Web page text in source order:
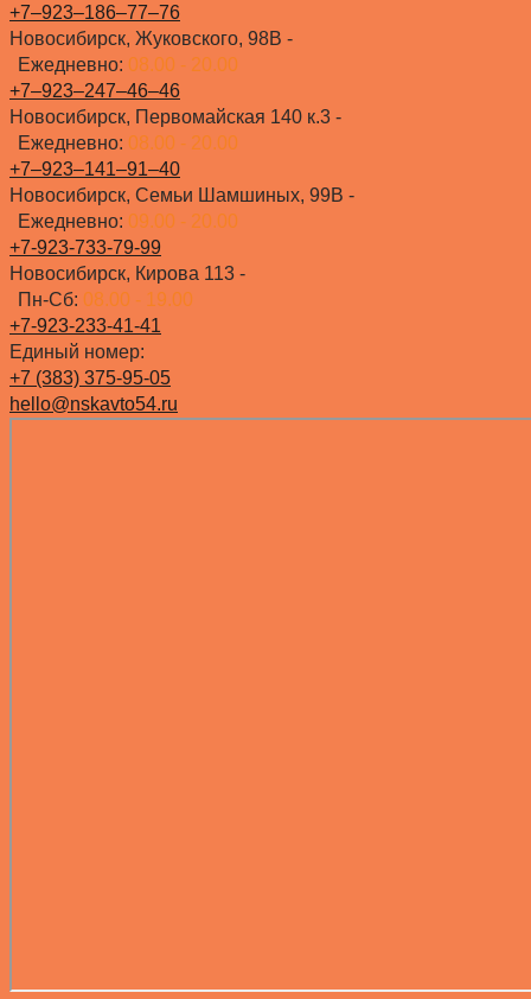
+7‒923‒186‒77‒76
Новосибирск, Жуковского, 98В -
Ежедневно: 08.00 - 20.00
+7‒923‒247‒46‒46
Новосибирск, Первомайская 140 к.3 -
Ежедневно: 08.00 - 20.00
+7‒923‒141‒91‒40
Новосибирск, Семьи Шамшиных, 99В -
Ежедневно: 09.00 - 20.00
+7-923-733-79-99
Новосибирск, Кирова 113 -
Пн-Сб: 08.00 - 19.00
+7-923-233-41-41
Единый номер:
+7 (383) 375-95-05
hello@nskavto54.ru